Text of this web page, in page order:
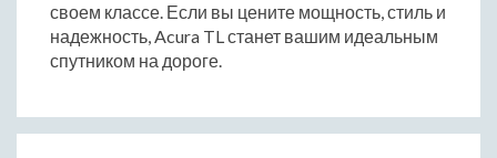
своем классе. Если вы цените мощность, стиль и
надежность, Acura TL станет вашим идеальным
спутником на дороге.